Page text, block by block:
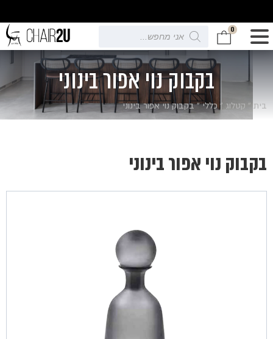
0
Products
search
בקבוק נוי אפור בינוני
בית » קטלוג » כללי»בקבוק נוי אפור בינוני
בקבוק נוי אפור בינוני